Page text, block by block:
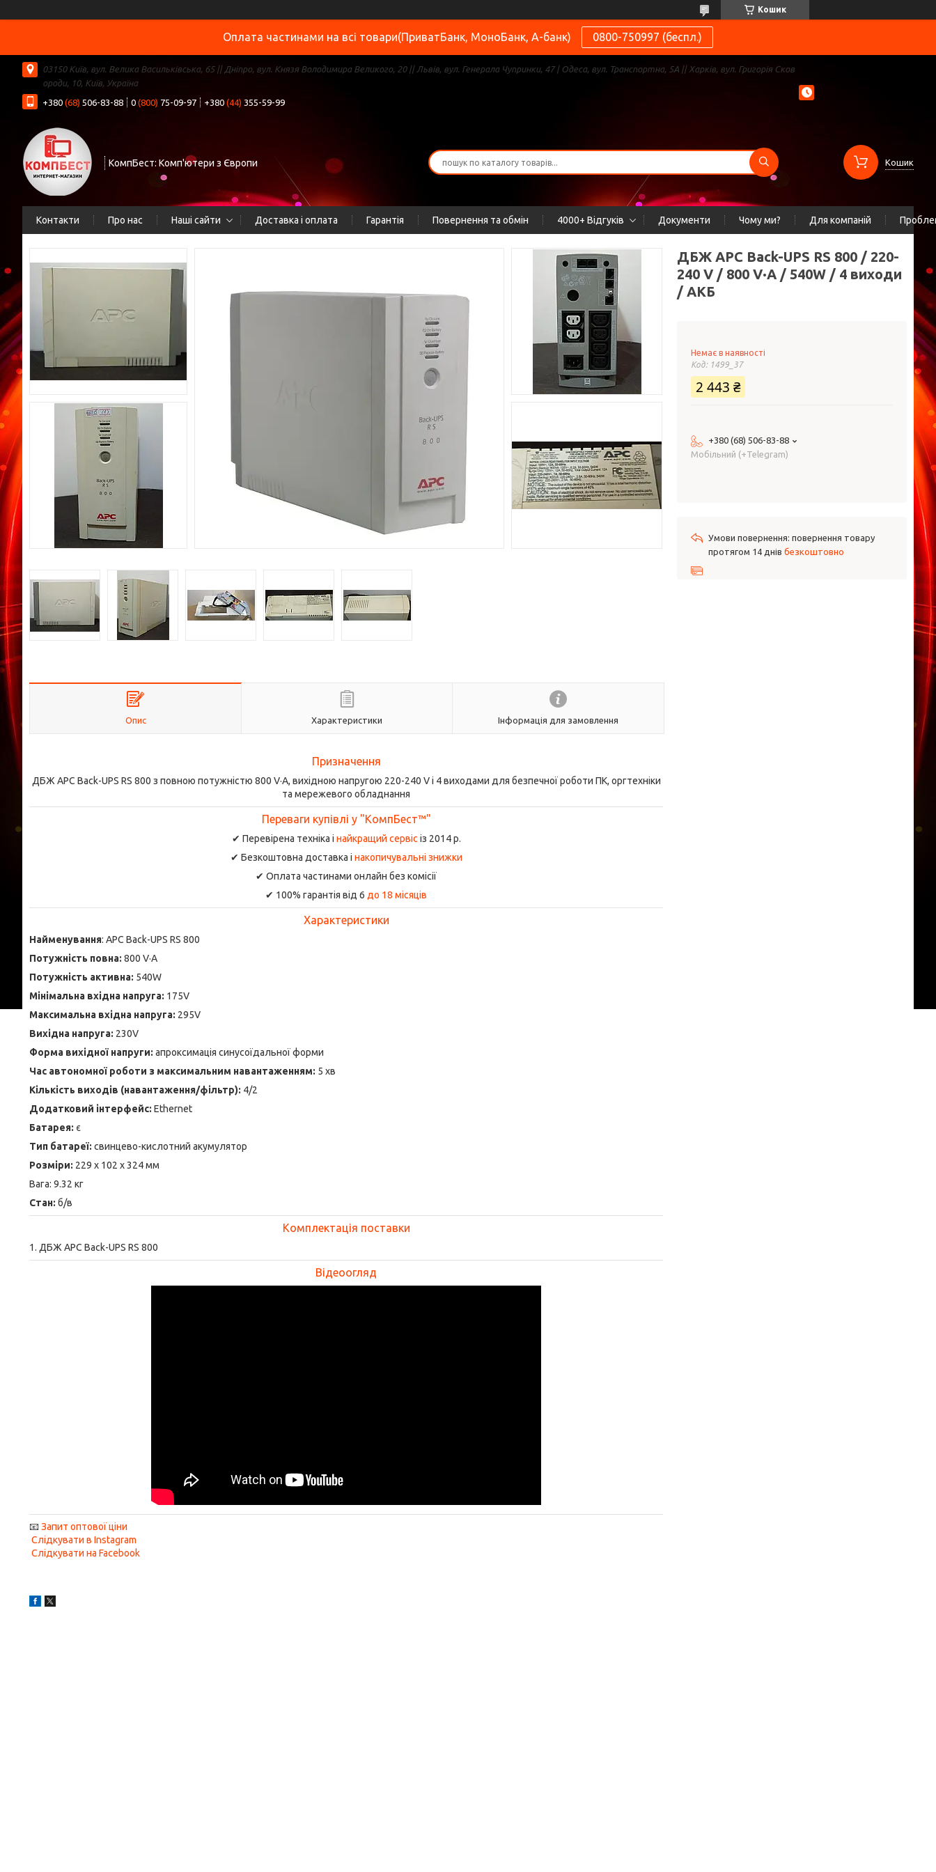
Кошик
Оплата частинами на всі товари(ПриватБанк, МоноБанк, А-банк) 0800-750997 (беспл.)
03150 Київ, вул. Велика Васильківська, 65 || Дніпро, вул. Князя Володимира Великого, 20 || Львів, вул. Генерала Чупринки, 47 | Одеса, вул. Транспортна, 5А || Харків, вул. Григорія Сков
ороди, 10, Київ, Україна
+380 (68) 506-83-88 0 (800) 75-09-97 +380 (44) 355-59-99
КомпБест: Комп'ютери з Європи Кошик
Контакти Про нас Наші сайти Доставка і оплата Гарантія Повернення та обмін 4000+ Відгуків Документи Чому ми? Для компаній
Опис Характеристики Інформація для замовлення
Призначення
ДБЖ APC Back-UPS RS 800 з повною потужністю 800 V·А, вихідною напругою 220-240 V і 4 виходами для безпечної роботи ПК, оргтехніки
та мережевого обладнання
Переваги купівлі у "КомпБест™"
✔ Перевірена техніка і найкращий сервіс із 2014 р.
✔ Безкоштовна доставка і накопичувальні знижки
✔ Оплата частинами онлайн без комісії
✔ 100% гарантія від 6 до 18 місяців
Характеристики
Найменування: APC Back-UPS RS 800
Потужність повна: 800 V·А
Потужність активна: 540W
Мінімальна вхідна напруга: 175V
Максимальна вхідна напруга: 295V
Вихідна напруга: 230V
Форма вихідної напруги: апроксимація синусоїдальної форми
Час автономної роботи з максимальним навантаженням: 5 хв
Кількість виходів (навантаження/фільтр): 4/2
Додатковий інтерфейс: Ethernet
Батарея: є
Тип батареї: свинцево-кислотний акумулятор
Розміри: 229 х 102 х 324 мм
Вага: 9.32 кг
Стан: б/в
Комплектація поставки
1. ДБЖ APC Back-UPS RS 800
Відеоогляд
📧Запит оптової ціни
Слідкувати в Instagram
Слідкувати на Facebook
ДБЖ APC Back-UPS RS 800 / 220-
240 V / 800 V·А / 540W / 4 виходи
/ АКБ
Немає в наявності
Код: 1499_37
2 443 ₴
+380 (68) 506-83-88
Мобільний (+Telegram)
повернення товару
протягом 14 днів безкоштовно